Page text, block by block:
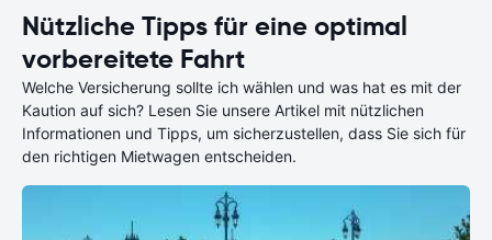
Nützliche Tipps für eine optimal
vorbereitete Fahrt
Welche Versicherung sollte ich wählen und was hat es mit der
Kaution auf sich? Lesen Sie unsere Artikel mit nützlichen
Informationen und Tipps, um sicherzustellen, dass Sie sich für
den richtigen Mietwagen entscheiden.